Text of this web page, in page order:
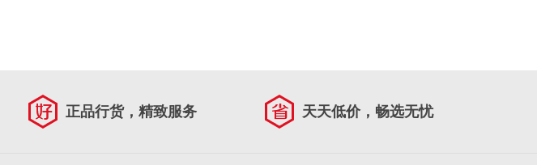
正品行货，精致服务 天天低价，畅选无忧